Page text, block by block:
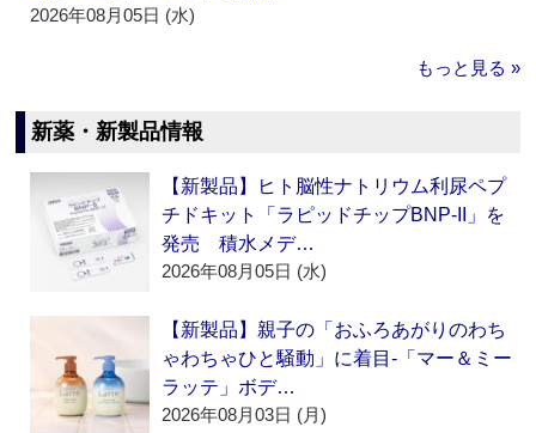
2026年08月05日 (水)
もっと見る »
新薬・新製品情報
【新製品】ヒト脳性ナトリウム利尿ペプ
チドキット「ラピッドチップBNP-II」を
発売 積水メデ…
2026年08月05日 (水)
【新製品】親子の「おふろあがりのわち
ゃわちゃひと騒動」に着目‐「マー＆ミー
ラッテ」ボデ…
2026年08月03日 (月)